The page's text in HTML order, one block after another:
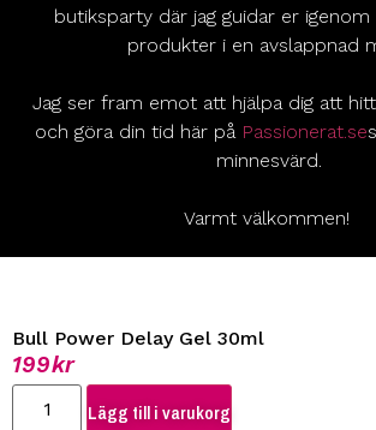
butiksparty där jag guidar er igenom
produkter i en avslappnad
Jag ser fram emot att hjälpa dig att
och göra din tid här på Passionerat.se
minnesvärd.
Varmt välkommen!
Bull Power Delay Gel 30ml
199kr
Lägg till i varukorg